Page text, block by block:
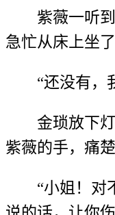
紫薇一听
急忙从床上坐
“还没有，
金琐放下
紫薇的手，痛楚
“小姐！对